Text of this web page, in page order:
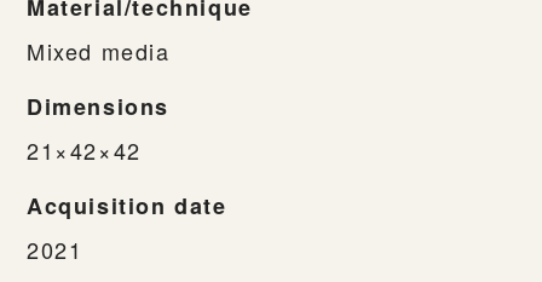
Material/technique
Mixed media
Dimensions
21×42×42
Acquisition date
2021